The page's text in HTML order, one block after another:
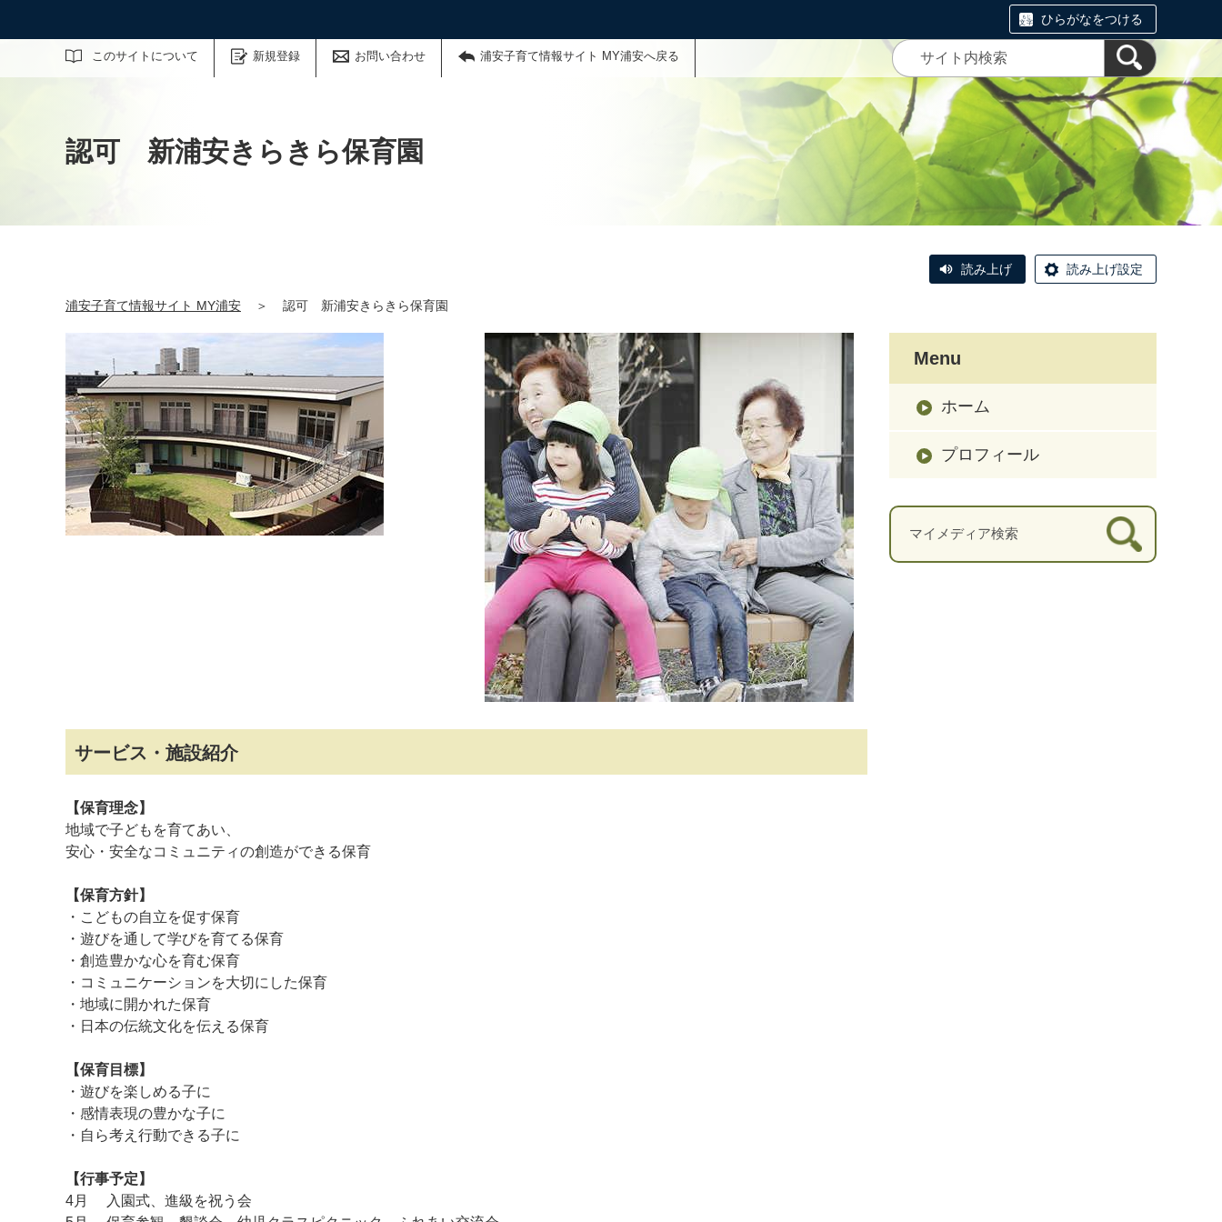
ひらがなをつける
このサイトについて 新規登録 お問い合わせ 浦安子育て情報サイト MY浦安へ戻る
サイト内検索
認可 新浦安きらきら保育園
読み上げ 読み上げ設定
浦安子育て情報サイト MY浦安 ＞ 認可 新浦安きらきら保育園
サービス・施設紹介
【保育理念】
地域で子どもを育てあい、
安心・安全なコミュニティの創造ができる保育
【保育方針】
・こどもの自立を促す保育
・遊びを通して学びを育てる保育
・創造豊かな心を育む保育
・コミュニケーションを大切にした保育
・地域に開かれた保育
・日本の伝統文化を伝える保育
【保育目標】
・遊びを楽しめる子に
・感情表現の豊かな子に
・自ら考え行動できる子に
【行事予定】
4月 入園式、進級を祝う会
Menu
ホーム
プロフィール
マイメディア検索